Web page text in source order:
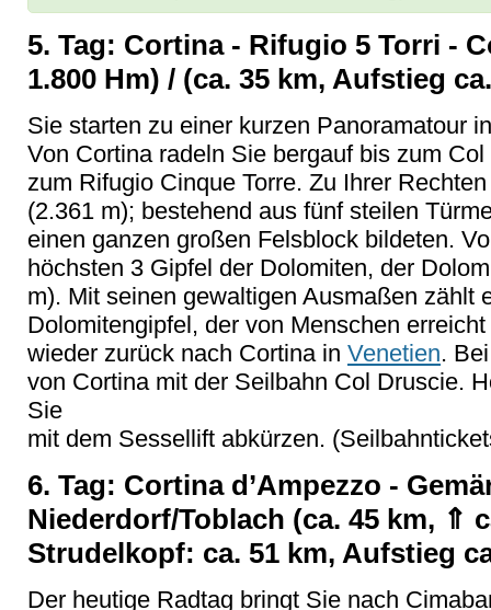
5. Tag: Cortina - Rifugio 5 Torri -
1.800 Hm) / (ca. 35 km, Aufstieg
Sie starten zu einer kurzen Panoramatour
Von Cortina radeln Sie bergauf bis zum
zum Rifugio Cinque Torre. Zu Ihrer
(2.361 m); bestehend aus fünf steilen
einen ganzen großen Felsblock bildeten.
höchsten 3 Gipfel der Dolomiten, der
m). Mit seinen gewaltigen Ausmaßen zählt
Dolomitengipfel, der von Menschen
wieder zurück nach Cortina in Venetien.
von Cortina mit der Seilbahn Col Druscie.
Sie
mit dem Sessellift abkürzen.
6. Tag: Cortina d’Ampezzo -
Niederdorf/Toblach (ca. 45 km, ⇑
Strudelkopf: ca. 51 km, Aufstieg
Der heutige Radtag bringt Sie nach